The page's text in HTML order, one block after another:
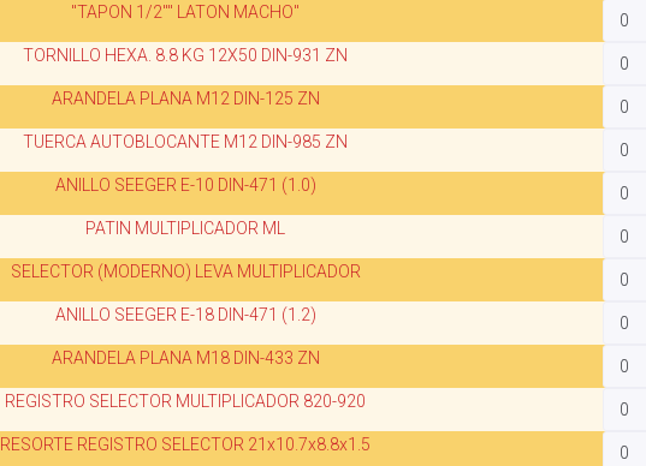
"TAPON 1/2"" LATON MACHO"
TORNILLO HEXA. 8.8 KG 12X50 DIN-931 ZN
ARANDELA PLANA M12 DIN-125 ZN
TUERCA AUTOBLOCANTE M12 DIN-985 ZN
ANILLO SEEGER E-10 DIN-471 (1.0)
PATIN MULTIPLICADOR ML
SELECTOR (MODERNO) LEVA MULTIPLICADOR
ANILLO SEEGER E-18 DIN-471 (1.2)
ARANDELA PLANA M18 DIN-433 ZN
REGISTRO SELECTOR MULTIPLICADOR 820-920
RESORTE REGISTRO SELECTOR 21x10.7x8.8x1.5